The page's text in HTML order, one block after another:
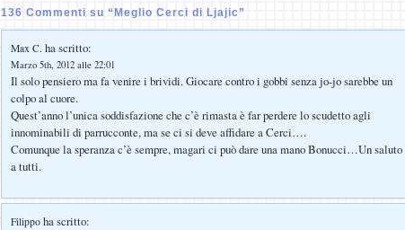
136 Commenti su “Meglio Cerci di Ljajic”
Max C. ha scritto:
Marzo 5th, 2012 alle 22:01
Il solo pensiero ma fa venire i brividi. Giocare contro i gobbi senza jo-jo sarebbe un
colpo al cuore.
Quest’anno l’unica soddisfazione che c’è rimasta è far perdere lo scudetto agli
innominabili di parrucconte, ma se ci si deve affidare a Cerci….
Comunque la speranza c’è sempre, magari ci può dare una mano Bonucci…Un saluto
a tutti.
Filippo ha scritto: